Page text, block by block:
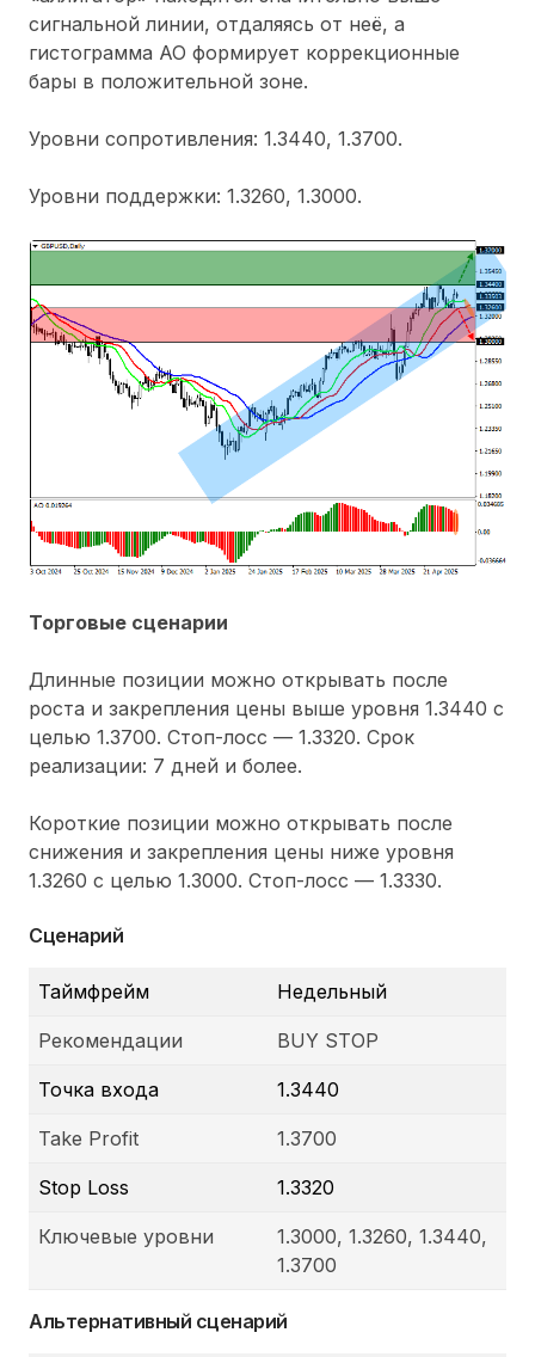
сигнальной линии, отдаляясь от неё, а
гистограмма АО формирует коррекционные
бары в положительной зоне.
Уровни сопротивления: 1.3440, 1.3700.
Уровни поддержки: 1.3260, 1.3000.
Торговые сценарии
Длинные позиции можно открывать после
роста и закрепления цены выше уровня 1.3440 с
целью 1.3700. Стоп-лосс — 1.3320. Срок
реализации: 7 дней и более.
Короткие позиции можно открывать после
снижения и закрепления цены ниже уровня
1.3260 с целью 1.3000. Стоп-лосс — 1.3330.
Сценарий
Таймфрейм Недельный
Рекомендации BUY STOP
Точка входа 1.3440
Take Profit 1.3700
Stop Loss 1.3320
Ключевые уровни
1.3000, 1.3260, 1.3440,
1.3700
Альтернативный сценарий